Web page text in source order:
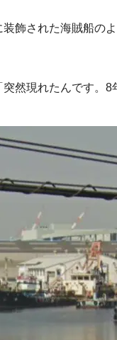
装飾された海賊船の
然現れたんです。8